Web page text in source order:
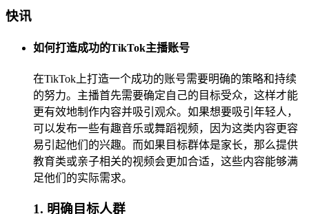
快讯
如何打造成功的TikTok主播账号
在TikTok上打造一个成功的账号需要明确的策略和持续
的努力。主播首先需要确定自己的目标受众，这样才能
更有效地制作内容并吸引观众。如果想要吸引年轻人，
可以发布一些有趣音乐或舞蹈视频，因为这类内容更容
易引起他们的兴趣。而如果目标群体是家长，那么提供
教育类或亲子相关的视频会更加合适，这些内容能够满
足他们的实际需求。
1. 明确目标人群